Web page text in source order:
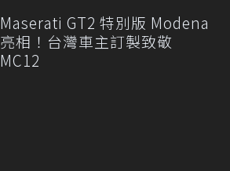
Maserati GT2 特別版 Modena
亮相！台灣車主訂製致敬
MC12